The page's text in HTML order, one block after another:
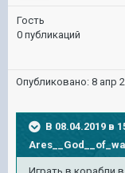
Гость
0 публикаций
Опубликовано: 8 апр
В 08.04.2019 в